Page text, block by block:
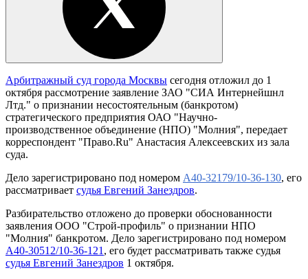
Арбитражный суд города Москвы сегодня отложил до 1
октября рассмотрение заявление ЗАО "СИА Интернейшнл
Лтд." о признании несостоятельным (банкротом)
стратегического предприятия ОАО "Научно-
производственное объединение (НПО) "Молния", передает
корреспондент "Право.Ru" Анастасия Алексеевских из зала
суда.
Дело зарегистрировано под номером А40-32179/10-36-130, его
рассматривает судья Евгений Занездров.
Разбирательство отложено до проверки обоснованности
заявления ООО "Строй-профиль" о признании НПО
"Молния" банкротом. Дело зарегистрировано под номером
А40-30512/10-36-121 , его будет рассматривать также судья
судья Евгений Занездров 1 октября.